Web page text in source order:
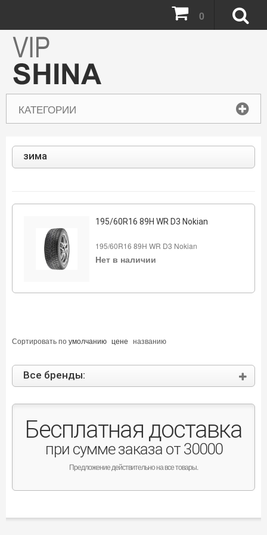
КАТЕГОРИИ
0
зима
195/60R16 89H WR D3 Nokian
195/60R16 89H WR D3 Nokian
Нет в наличии
Сортировать поумолчанию цене названию
Все бренды:
Бесплатная доставка
при сумме заказа от 30000
Предложение действительно на все товары.